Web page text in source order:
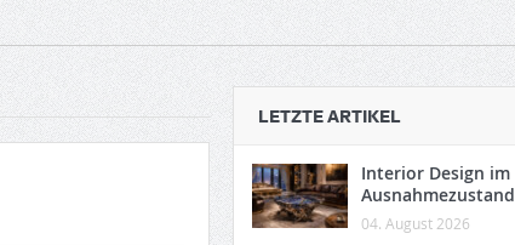
LETZTE ARTIKEL
Interior Design im
Ausnahmezustand
04. August 2026